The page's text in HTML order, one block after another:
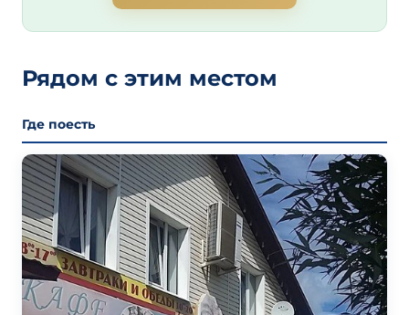
Рядом с этим местом
Где поесть